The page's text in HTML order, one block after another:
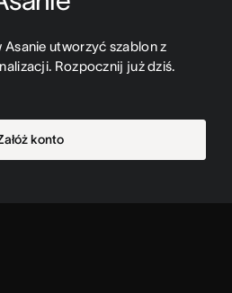
Asanie utworzyć szablon z
Rozpocznij już dziś.
konto